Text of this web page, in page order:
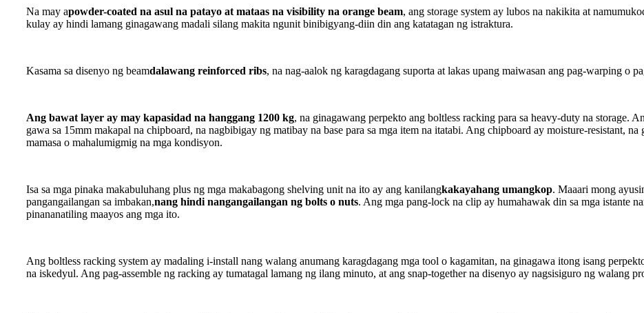
Na may apowder-coated na asul na patayo at mataas na visibility na orange beam, ang storage system ay lubos na nakikita at
kulay ay hindi lamang ginagawang madali silang makita ngunit binibigyang-diin din ang katatagan ng istraktura.
Kasama sa disenyo ng beamdalawang reinforced ribs, na nag-aalok ng karagdagang suporta at lakas upang maiwasan ang pag-warping o
Ang bawat layer ay may kapasidad na hanggang 1200 kg, na ginagawang perpekto ang boltless racking para sa heavy-duty na storage.
gawa sa 15mm makapal na chipboard, na nagbibigay ng matibay na base para sa mga item na itatabi. Ang chipboard ay moisture-resistant,
mamasa o mahalumigmig na mga kondisyon.
Isa sa mga pinaka makabuluhang plus ng mga makabagong shelving unit na ito ay ang kanilangkakayahang umangkop. Maaari mong
pangangailangan sa imbakan,nang hindi nangangailangan ng bolts o nuts. Ang mga pang-lock na clip ay humahawak din sa mga istante
pinananatiling maayos ang mga ito.
Ang boltless racking system ay madaling i-install nang walang anumang karagdagang mga tool o kagamitan, na ginagawa itong isang
na iskedyul. Ang pag-assemble ng racking ay tumatagal lamang ng ilang minuto, at ang snap-together na disenyo ay nagsisiguro ng walang